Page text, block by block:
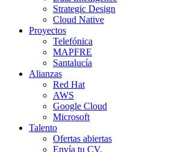
Strategic Design
Cloud Native
Proyectos
Telefónica
MAPFRE
Santalucía
Alianzas
Red Hat
AWS
Google Cloud
Microsoft
Talento
Ofertas abiertas
Envía tu CV.